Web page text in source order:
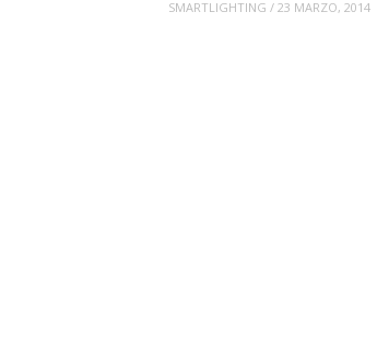
SMARTLIGHTING / 23 MARZO, 2014